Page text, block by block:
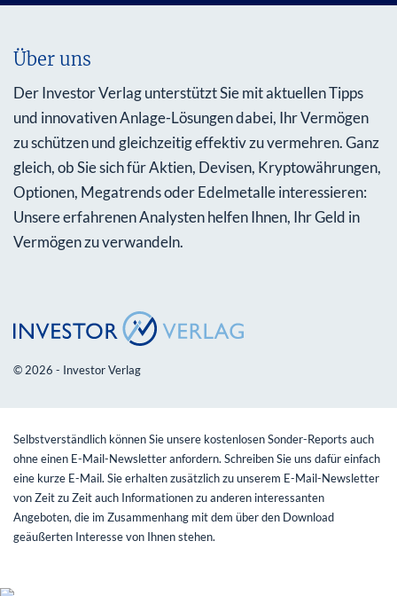
Über uns
Der Investor Verlag unterstützt Sie mit aktuellen Tipps
und innovativen Anlage-Lösungen dabei, Ihr Vermögen
zu schützen und gleichzeitig effektiv zu vermehren. Ganz
gleich, ob Sie sich für Aktien, Devisen, Kryptowährungen,
Optionen, Megatrends oder Edelmetalle interessieren:
Unsere erfahrenen Analysten helfen Ihnen, Ihr Geld in
Vermögen zu verwandeln.
© 2026 - Investor Verlag
Selbstverständlich können Sie unsere kostenlosen Sonder-Reports auch
ohne einen E-Mail-Newsletter anfordern. Schreiben Sie uns dafür einfach
eine kurze E-Mail. Sie erhalten zusätzlich zu unserem E-Mail-Newsletter
von Zeit zu Zeit auch Informationen zu anderen interessanten
Angeboten, die im Zusammenhang mit dem über den Download
geäußerten Interesse von Ihnen stehen.